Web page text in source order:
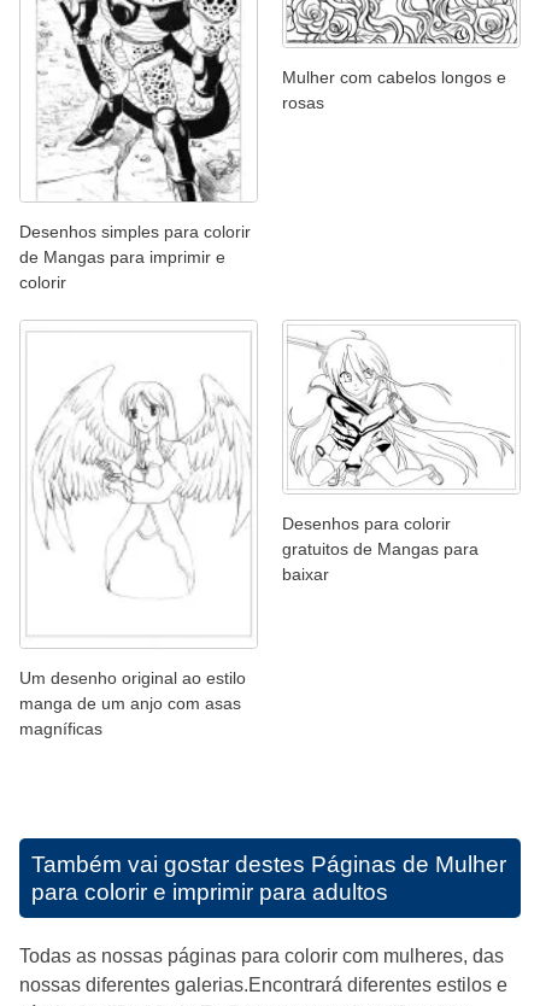
Desenhos simples para colorir
de Mangas para imprimir e
colorir
Mulher com cabelos longos e
rosas
Um desenho original ao estilo
manga de um anjo com asas
magníficas
Desenhos para colorir
gratuitos de Mangas para
baixar
Também vai gostar destes Páginas de Mulher
para colorir e imprimir para adultos
Todas as nossas páginas para colorir com mulheres, das
nossas diferentes galerias.Encontrará diferentes estilos e